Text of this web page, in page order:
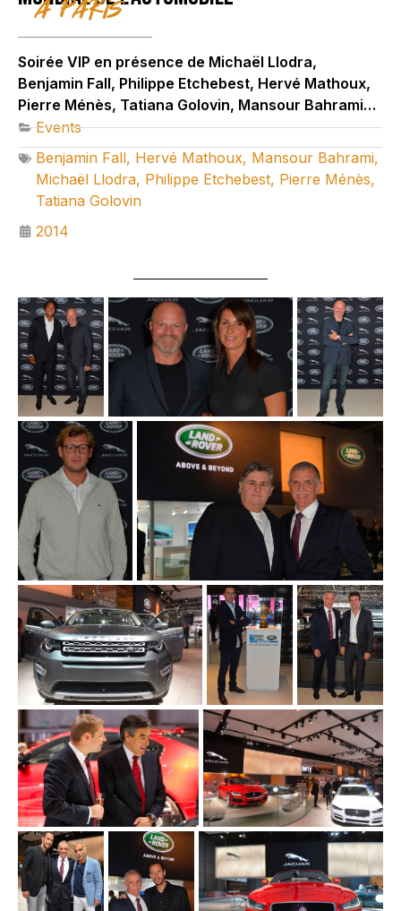
à Paris
Soirée VIP en présence de Michaël Llodra,
Benjamin Fall, Philippe Etchebest, Hervé Mathoux,
Pierre Ménès, Tatiana Golovin, Mansour Bahrami…
Events
Benjamin Fall, Hervé Mathoux, Mansour Bahrami,
Michaël Llodra, Philippe Etchebest, Pierre Ménès,
Tatiana Golovin
2014